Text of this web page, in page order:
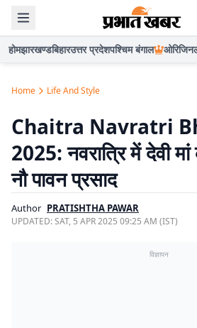
होमझारखण्डबिहारउत्तर प्रदेशपश्चिम बंगाल
Home Life And Style
Chaitra Navratri
2025: नवरात्रि में देवी
नौ पावन प्रसाद
Author PRATISHTHA PAWAR
UPDATED:SAT, 5 APR 2025 09:25 AM (IST)
विज्ञापन